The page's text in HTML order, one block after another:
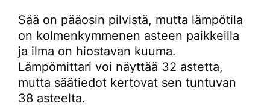
Sää on pääosin pilvistä, mutta lämpötila
on kolmenkymmenen asteen paikkeilla
ja ilma on hiostavan kuuma.
Lämpömittari voi näyttää 32 astetta,
mutta säätiedot kertovat sen tuntuvan
38 asteelta.